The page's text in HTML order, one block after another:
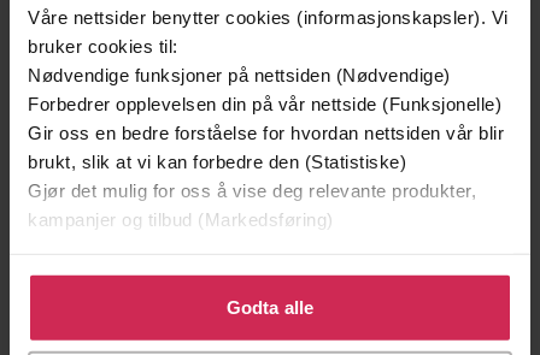
Våre nettsider benytter cookies (informasjonskapsler). Vi
bruker cookies til:
Nødvendige funksjoner på nettsiden (Nødvendige)
Forbedrer opplevelsen din på vår nettside (Funksjonelle)
Gir oss en bedre forståelse for hvordan nettsiden vår blir
brukt, slik at vi kan forbedre den (Statistiske)
Gjør det mulig for oss å vise deg relevante produkter,
kampanjer og tilbud (Markedsføring)
Klikk på «Godta alle» for å gi oss ditt samtykke til å
bruke cookies for alle disse formålene. Du kan også
tilpasse ditt samtykke til spesifikke formål ved å klikke
Godta alle
199,-
Minnesota
Jo Nesbø
EBOK
349,-
Utskudd
Jørn Lier Horst